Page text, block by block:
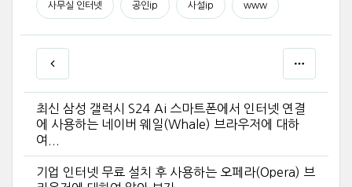
사무실 인터넷 공인ip 사설ip www
최신 삼성 갤럭시 S24 Ai 스마트폰에서 인터넷 연결
에 사용하는 네이버 웨일(Whale) 브라우저에 대하
여...
기업 인터넷 무료 설치 후 사용하는 오페라(Opera) 브